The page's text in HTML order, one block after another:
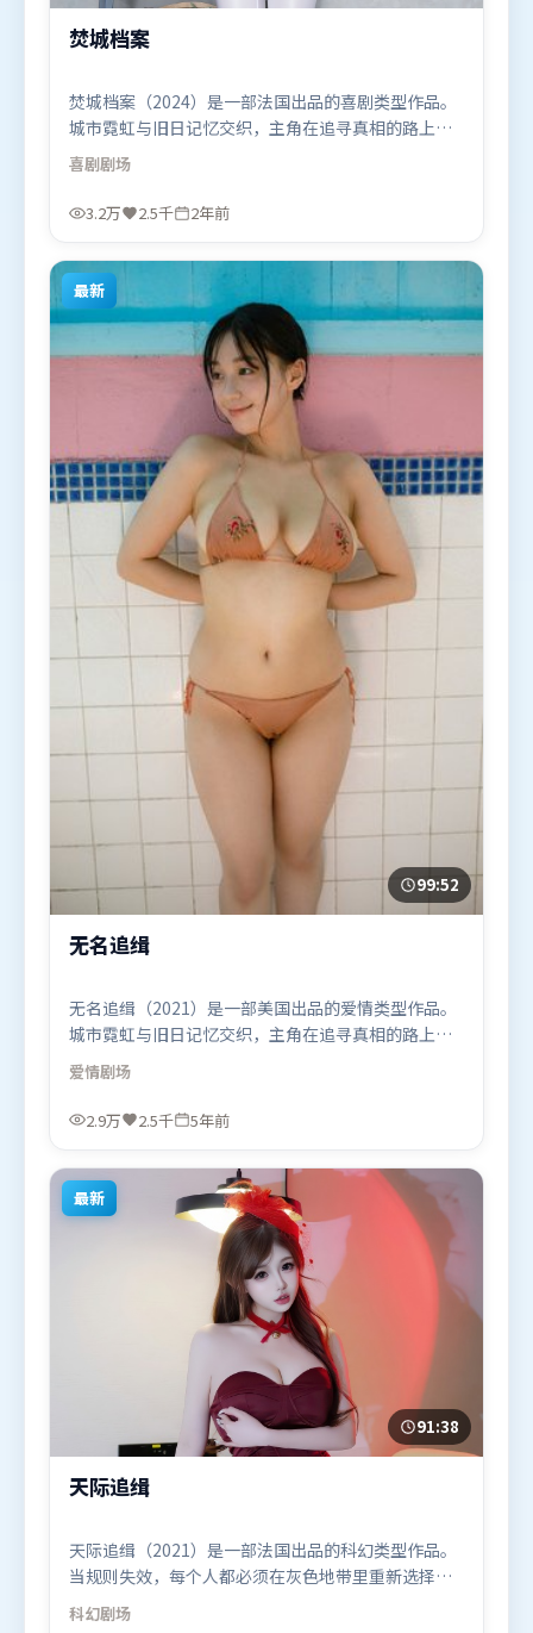
焚城档案
焚城档案（2024）是一部法国出品的喜剧类型作品。
城市霓虹与旧日记忆交织，主角在追寻真相的路上不
断付出代价。叙事线索多线并进，最终在关键节点收
束。由王家卫执导，艾米莉·布朗特、全智贤、刘亦
菲，李政宰、堺雅人等联袂出演。影片于2024年4月
材的观众观看。
喜剧剧场
3.2万 2.5千 2年前
最新
99:52
无名追缉
无名追缉（2021）是一部美国出品的爱情类型作品。
城市霓虹与旧日记忆交织，主角在追寻真相的路上不
断付出代价。类型元素被重新组合，既致敬经典也尝
试突破套路。由阿彼尔邦执导，张译、周迅、马东
锡，汤姆·哈迪、廖凡、托尼·贾等联袂出演。影片
合喜欢爱情题材的观众观看。
爱情剧场
2.9万 2.5千 5年前
最新
91:38
天际追缉
天际追缉（2021）是一部法国出品的科幻类型作品。
当规则失效，每个人都必须在灰色地带里重新选择立
场与底线。人物关系网复杂却不凌乱，每场对手戏都
科幻剧场